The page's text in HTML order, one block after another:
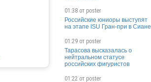
01:38 от poster
Российские юниоры выступят
на этапе ISU Гран-при в Сиане
01:29 от poster
Тарасова высказалась о
нейтральном статусе
российских фигуристов
01:22 от poster